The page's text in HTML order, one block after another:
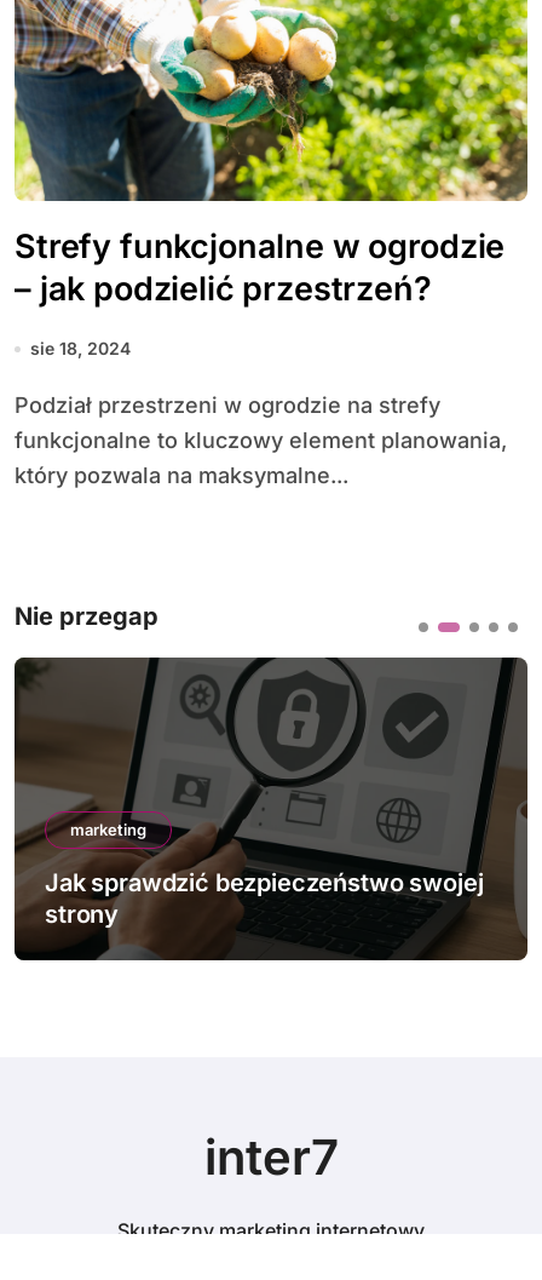
Strefy funkcjonalne w ogrodzie
– jak podzielić przestrzeń?
sie 18, 2024
Podział przestrzeni w ogrodzie na strefy
funkcjonalne to kluczowy element planowania,
który pozwala na maksymalne...
Nie przegap
marketing
Jak sprawdzić bezpieczeństwo swojej
strony
inter7
Skuteczny marketing internetowy